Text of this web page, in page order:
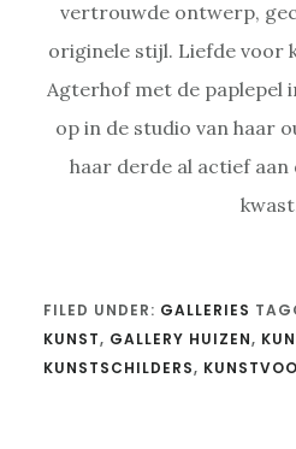
vertrouwde ontwerp,
originele stijl. Liefde voor
Agterhof met de paplepel
op in de studio van haar
haar derde al actief aan
FILED UNDER: GALLERIES
KUNST, GALLERY HUIZEN,
KUNSTSCHILDERS,